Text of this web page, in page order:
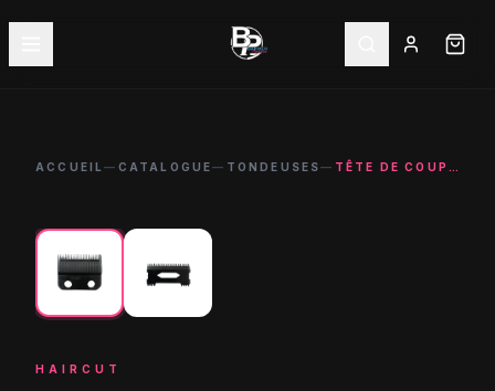
ACCUEIL— CATALOGUE— TONDEUSES— TÊTE DE COUPE HAIRCUT GT SPEED TH40 - LAME 45MM TONDEUSE PRO
HAIRCUT